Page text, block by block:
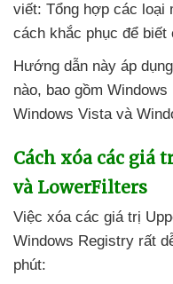
viết: Tổng hợp các loại
cách khắc phục để biết
Hướng dẫn này áp
nào, bao gồm Windows
Windows Vista và
Cách xóa các giá
và LowerFilters
Việc xóa các giá trị
Windows Registry rất
phút: